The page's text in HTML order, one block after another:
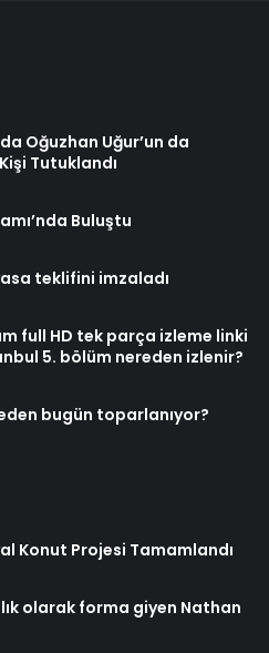
Oğuzhan Uğur’un da
Tutuklandı
Buluştu
teklifini imzaladı
full HD tek parça izleme linki
5. bölüm nereden izlenir?
bugün toparlanıyor?
Konut Projesi Tamamlandı
olarak forma giyen Nathan